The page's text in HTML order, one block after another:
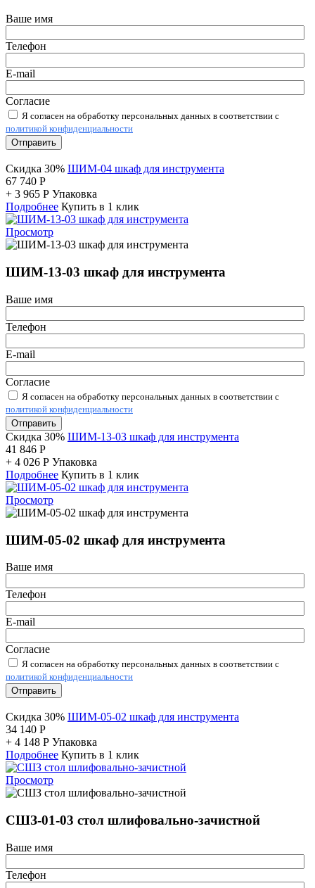
Ваше имя
Телефон
E-mail
Согласие
Я согласен на обработку персональных данных в соответствии с
политикой конфиденциальности
Отправить
Скидка 30% ШИМ-04 шкаф для инструмента
67 740 Р
+ 3 965 Р Упаковка
Подробнее Купить в 1 клик
Просмотр
ШИМ-13-03 шкаф для инструмента
Ваше имя
Телефон
E-mail
Согласие
Я согласен на обработку персональных данных в соответствии с
политикой конфиденциальности
Отправить
Скидка 30% ШИМ-13-03 шкаф для инструмента
41 846 Р
+ 4 026 Р Упаковка
Подробнее Купить в 1 клик
Просмотр
ШИМ-05-02 шкаф для инструмента
Ваше имя
Телефон
E-mail
Согласие
Я согласен на обработку персональных данных в соответствии с
политикой конфиденциальности
Отправить
Скидка 30% ШИМ-05-02 шкаф для инструмента
34 140 Р
+ 4 148 Р Упаковка
Подробнее Купить в 1 клик
Просмотр
СШЗ-01-03 стол шлифовально-зачистной
Ваше имя
Телефон